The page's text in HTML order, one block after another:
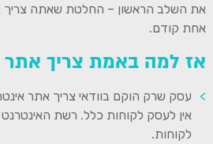
את השלב הראשון – החלטת שאתה צריך
אחת קודם.
אז למה באמת צריך אתר
עסק שרק הוקם בוודאי צריך אתר
אין לעסק לקוחות כלל. רשת
לקוחות.